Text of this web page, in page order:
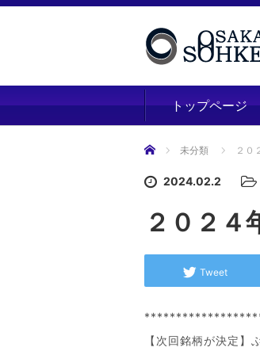
トップページ
ホーム 未分類 ２０
2024.02.2
２０２４
Tweet
【次回銘柄が決定】